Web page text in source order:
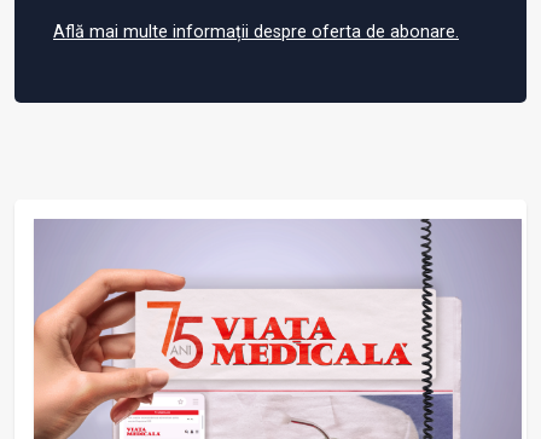
Află mai multe informații despre oferta de abonare.